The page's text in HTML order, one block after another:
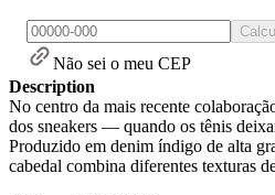
Não sei o meu CEP
Description
No centro da mais recente
dos sneakers — quando os tênis
Produzido em denim índigo de alta
cabedal combina diferentes texturas